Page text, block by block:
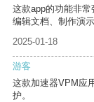
这款app的功能非
编辑文档、制作演
2025-01-18
游客
这款加速器VPM应
护。